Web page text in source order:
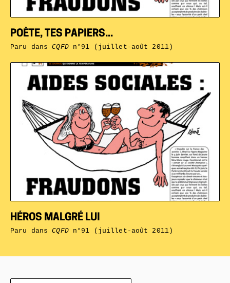
HÉROS MALGRÉ LUI
Paru dansCQFDn°91 (juillet-août 2011)
POÈTE, TES PAPIERS...
Paru dansCQFDn°91 (juillet-août 2011)